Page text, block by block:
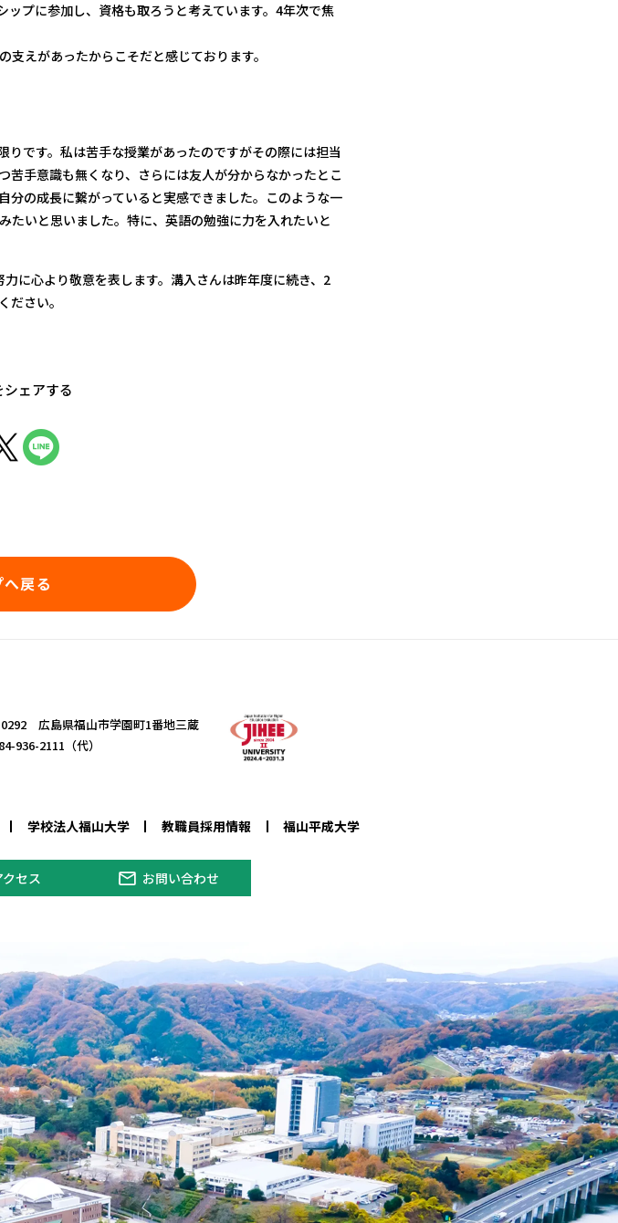
ップに参加し、資格も取ろうと考えています。4年次で焦
えがあったからこそだと感じております。
です。私は苦手な授業があったのですがその際には担当
手意識も無くなり、さらには友人が分からなかったとこ
分の成長に繋がっていると実感できました。このような一
たいと思いました。特に、英語の勉強に力を入れたいと
に心より敬意を表します。溝入さんは昨年度に続き、2
さい。
ェアする
へ戻る
0292 広島県福山市学園町1番地三蔵
936-2111（代）
学校法人福山大学 教職員採用情報 福山平成大学
クセス お問い合わせ